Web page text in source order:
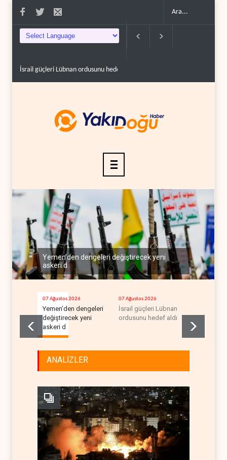
güçleri Lübnan ordusunu hedef aldı..
Yemen’den dengeleri değiştirecek yeni
askeri d
07 Ağustos 2026
Yemen’den dengeleri
değiştirecek yeni
askeri d
07 Ağustos 2026
İsrail güçleri Lübnan
ordusunu hedef aldı
çekmeli
ANALİZLER